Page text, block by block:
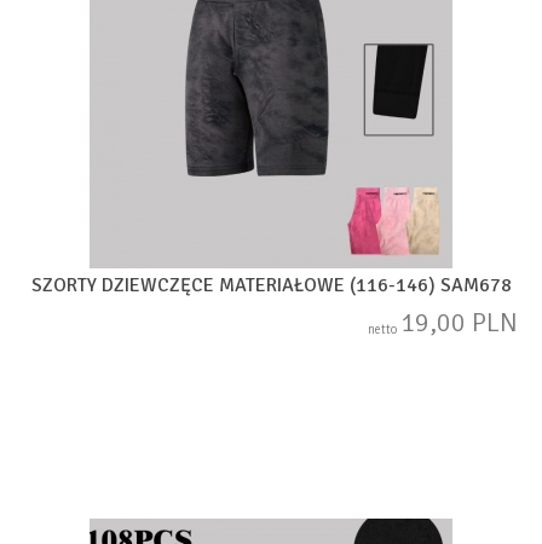
SZORTY DZIEWCZĘCE MATERIAŁOWE (116-146) SAM678
netto 19,00 PLN